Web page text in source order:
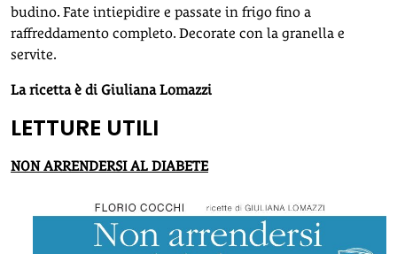
budino. Fate intiepidire e passate in frigo fino a
raffreddamento completo. Decorate con la granella e
servite.
La ricetta è di Giuliana Lomazzi
LETTURE UTILI
NON ARRENDERSI AL DIABETE